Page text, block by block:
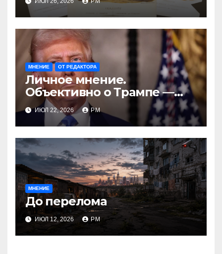
казак?
МНЕНИЕ ОТ РЕДАКТОРА
Личное мнение.
Объективно о Трампе —
проблемы реалиста
ИЮЛ 22, 2026 РМ
МНЕНИЕ
До перелома
ИЮЛ 12, 2026 РМ